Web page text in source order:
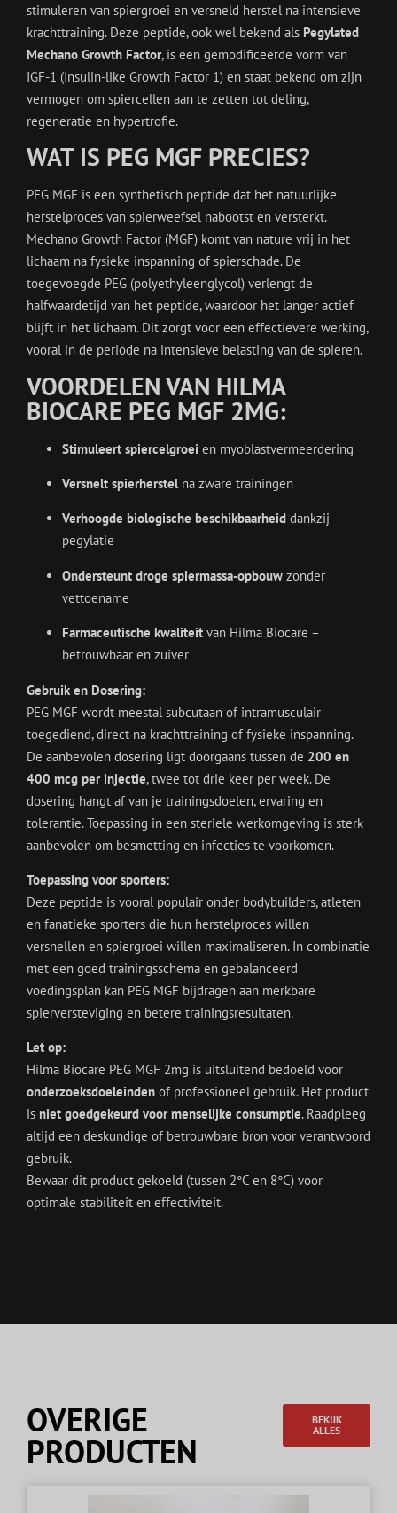
stimuleren van spiergroei en versneld herstel na intensieve
krachttraining. Deze peptide, ook wel bekend als Pegylated
Mechano Growth Factor, is een gemodificeerde vorm van
IGF-1 (Insulin-like Growth Factor 1) en staat bekend om zijn
vermogen om spiercellen aan te zetten tot deling,
regeneratie en hypertrofie.
WAT IS PEG MGF PRECIES?
PEG MGF is een synthetisch peptide dat het natuurlijke
herstelproces van spierweefsel nabootst en versterkt.
Mechano Growth Factor (MGF) komt van nature vrij in het
lichaam na fysieke inspanning of spierschade. De
toegevoegde PEG (polyethyleenglycol) verlengt de
halfwaardetijd van het peptide, waardoor het langer actief
blijft in het lichaam. Dit zorgt voor een effectievere werking,
vooral in de periode na intensieve belasting van de spieren.
VOORDELEN VAN HILMA
BIOCARE PEG MGF 2MG:
Stimuleert spiercelgroei en myoblastvermeerdering
Versnelt spierherstelna zware trainingen
Verhoogde biologische beschikbaarheid dankzij
pegylatie
Ondersteunt droge spiermassa-opbouw zonder
vettoename
Farmaceutische kwaliteit van Hilma Biocare –
betrouwbaar en zuiver
Gebruik en Dosering:
PEG MGF wordt meestal subcutaan of intramusculair
toegediend, direct na krachttraining of fysieke inspanning.
De aanbevolen dosering ligt doorgaans tussen de 200 en
400 mcg per injectie, twee tot drie keer per week. De
dosering hangt af van je trainingsdoelen, ervaring en
tolerantie. Toepassing in een steriele werkomgeving is sterk
aanbevolen om besmetting en infecties te voorkomen.
Toepassing voor sporters:
Deze peptide is vooral populair onder bodybuilders, atleten
en fanatieke sporters die hun herstelproces willen
versnellen en spiergroei willen maximaliseren. In combinatie
met een goed trainingsschema en gebalanceerd
voedingsplan kan PEG MGF bijdragen aan merkbare
spierversteviging en betere trainingsresultaten.
Let op:
Hilma Biocare PEG MGF 2mg is uitsluitend bedoeld voor
onderzoeksdoeleinden of professioneel gebruik. Het product
is niet goedgekeurd voor menselijke consumptie. Raadpleeg
altijd een deskundige of betrouwbare bron voor verantwoord
gebruik.
Bewaar dit product gekoeld (tussen 2°C en 8°C) voor
optimale stabiliteit en effectiviteit.
OVERIGE
PRODUCTEN
BEKIJK
ALLES